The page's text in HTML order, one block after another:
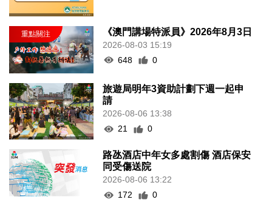
《澳門講場特派員》2026年8月3日
2026-08-03 15:19
648
0
旅遊局明年3資助計劃下週一起申
請
2026-08-06 13:38
21
0
路氹酒店中年女多處割傷 酒店保安
同受傷送院
2026-08-06 13:22
172
0